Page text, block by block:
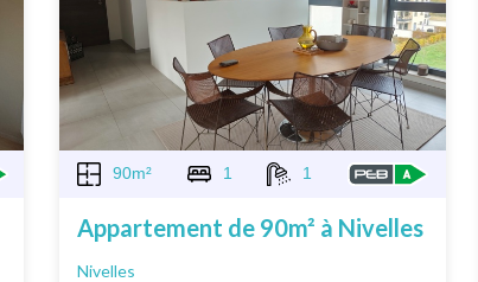
90m² 1 1
Appartement de 90m² à Nivelles
Nivelles